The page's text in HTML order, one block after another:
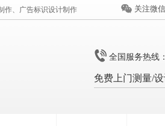
作、广告标识设计制作 关注微信
全国服务热线：
免费上门测量/